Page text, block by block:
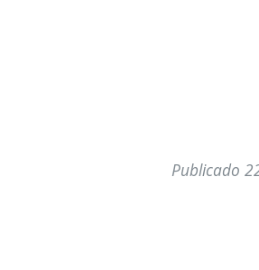
Publicado